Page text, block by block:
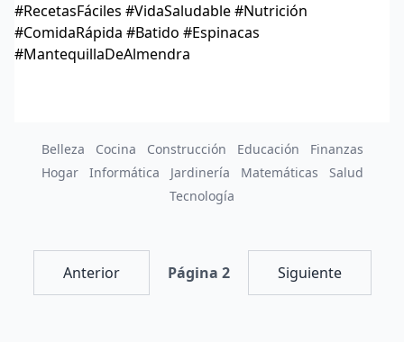
#RecetasFáciles #VidaSaludable #Nutrición
#ComidaRápida #Batido #Espinacas
#MantequillaDeAlmendra
Belleza Cocina Construcción Educación
Finanzas
Hogar
Informática Jardinería Matemáticas
Salud
Tecnología
Anterior Página 2 Siguiente